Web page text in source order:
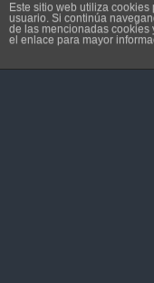
Este sitio web utiliza
usuario. Si continúa
de las mencionadas cookies
el enlace para mayor